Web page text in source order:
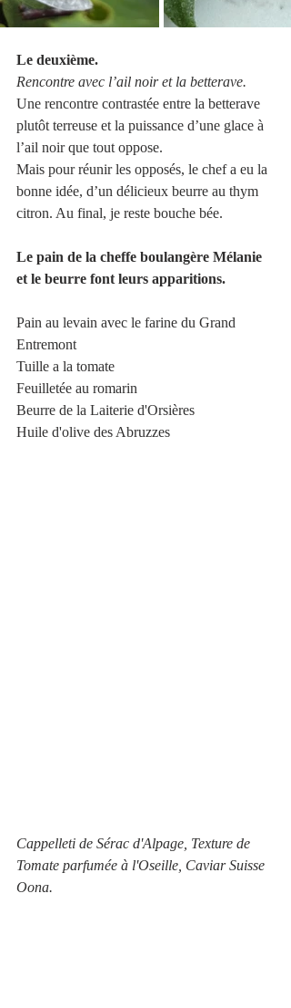
Le deuxième.
Rencontre avec l’ail noir et la betterave.
Une rencontre contrastée entre la betterave
plutôt terreuse et la puissance d’une glace à
l’ail noir que tout oppose.
Mais pour réunir les opposés, le chef a eu la
bonne idée, d’un délicieux beurre au thym
citron. Au final, je reste bouche bée.
Le pain de la cheffe boulangère Mélanie
et le beurre font leurs apparitions.
Pain au levain avec le farine du Grand
Entremont
Tuille a la tomate
Feuilletée au romarin
Beurre de la Laiterie d'Orsières
Huile d'olive des Abruzzes
Cappelleti de Sérac d'Alpage, Texture de
Tomate parfumée à l'Oseille, Caviar Suisse
Oona.